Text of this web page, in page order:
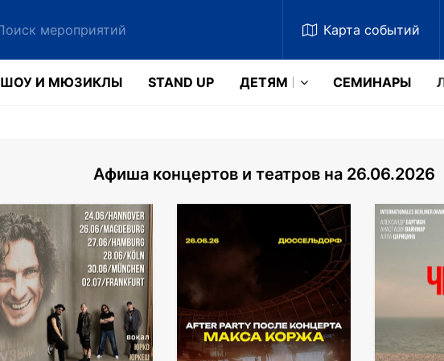
Карта событий
ШОУ И МЮЗИКЛЫ STAND UP ДЕТЯМ CЕМИНАРЫ
Афиша концертов и театров на 26.06.2026